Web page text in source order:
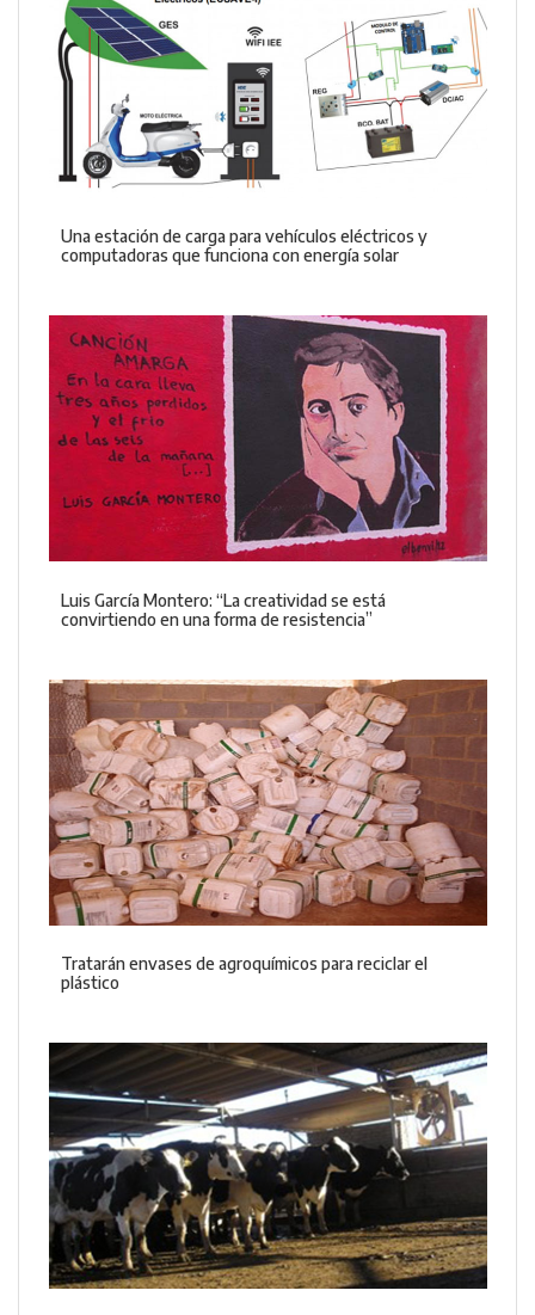
Una estación de carga para vehículos eléctricos y
computadoras que funciona con energía solar
Luis García Montero: “La creatividad se está
convirtiendo en una forma de resistencia”
Tratarán envases de agroquímicos para reciclar el
plástico